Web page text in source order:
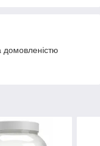
домовленістю